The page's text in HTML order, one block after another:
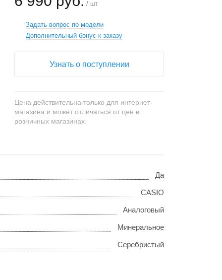
/ шт
Задать вопрос по модели
Дополнительный бонус к заказу
Узнать о поступлении
Цена действительна только для интернет-
магазина и может отличаться от цен в
розничных магазинах.
Да
CASIO
Аналоговый
Минеральное
Серебристый